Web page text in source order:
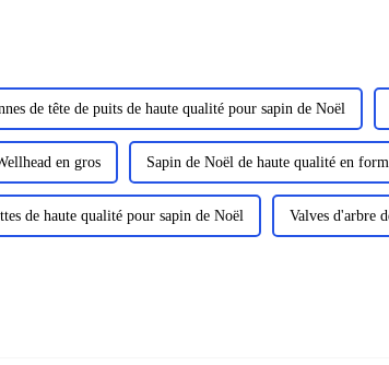
de tête de puits de haute qualité pour sapin de Noël
en gros Sapin de Noël de haute qualité en
de haute qualité pour sapin de Noël Valves d'arbre